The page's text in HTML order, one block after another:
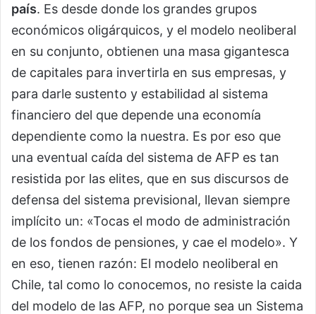
país. Es desde donde los grandes grupos
económicos oligárquicos, y el modelo neoliberal
en su conjunto, obtienen una masa gigantesca
de capitales para invertirla en sus empresas, y
para darle sustento y estabilidad al sistema
financiero del que depende una economía
dependiente como la nuestra. Es por eso que
una eventual caída del sistema de AFP es tan
resistida por las elites, que en sus discursos de
defensa del sistema previsional, llevan siempre
implícito un: «Tocas el modo de administración
de los fondos de pensiones, y cae el modelo». Y
en eso, tienen razón: El modelo neoliberal en
Chile, tal como lo conocemos, no resiste la caida
del modelo de las AFP, no porque sea un Sistema